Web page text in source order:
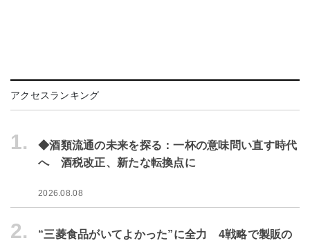
アクセスランキング
1.
◆酒類流通の未来を探る：一杯の意味問い直す時代
へ 酒税改正、新たな転換点に
2026.08.08
2.
“三菱食品がいてよかった”に全力 4戦略で製販の